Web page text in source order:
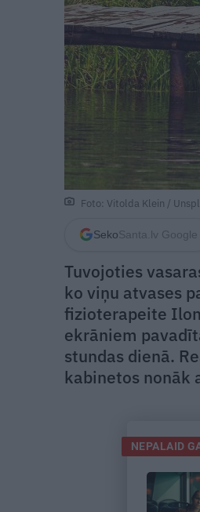
Foto: Vitolda Klein /
Seko Santa.lv Google
Tuvojoties
ko viņu atvases
fizioterapeite
ekrāniem
stundas dienā.
kabinetos nonāk
NEPALAID